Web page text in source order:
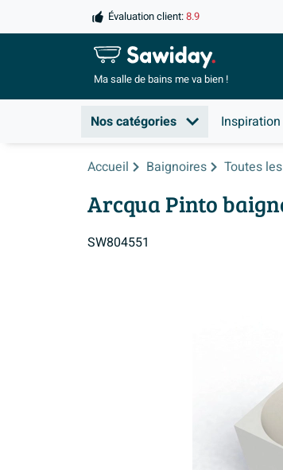
Évaluation client:8.9
Ma salle debains me va bien !
Nos catégories Inspiration
Accueil Baignoires Toutes
Arcqua Pinto
SW804551